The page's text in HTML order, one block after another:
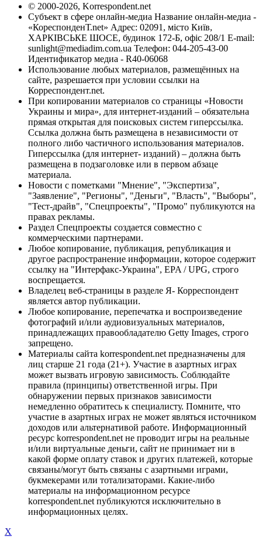
© 2000-2026, Korrespondent.net
Субъект в сфере онлайн-медиа Название онлайн-медиа -
«КореспонденТ.net» Адрес: 02091, місто Київ,
ХАРКІВСЬКЕ ШОСЕ, будинок 172-Б, офіс 208/1 E-mail:
sunlight@mediadim.com.ua Телефон: 044-205-43-00
Идентификатор медиа - R40-06068
Использование любых материалов, размещённых на
сайте, разрешается при условии ссылки на
Корреспондент.net.
При копировании материалов со страницы «Новости
Украины и мира», для интернет-изданий – обязательна
прямая открытая для поисковых систем гиперссылка.
Ссылка должна быть размещена в независимости от
полного либо частичного использования материалов.
Гиперссылка (для интернет- изданий) – должна быть
размещена в подзаголовке или в первом абзаце
материала.
Новости с пометками "Мнение", "Экспертиза",
"Заявление", "Регионы", "Деньги", "Власть", "Выборы",
"Тест-драйв", "Спецпроекты", "Промо" публикуются на
правах рекламы.
Раздел Спецпроекты создается совместно с
коммерческими партнерами.
Любое копирование, публикация, републикация и
другое распространение информации, которое содержит
ссылку на "Интерфакс-Украина", EPA / UPG, строго
воспрещается.
Владелец веб-страницы в разделе Я- Корреспондент
является автор публикации.
Любое копирование, перепечатка и воспроизведение
фотографий и/или аудиовизуальных материалов,
принадлежащих правообладателю Getty Images, строго
запрещено.
Материалы сайта korrespondent.net предназначены для
лиц старше 21 года (21+). Участие в азартных играх
может вызвать игровую зависимость. Соблюдайте
правила (принципы) ответственной игры. При
обнаружении первых признаков зависимости
немедленно обратитесь к специалисту. Помните, что
участие в азартных играх не может являться источником
доходов или альтернативой работе. Информационный
ресурс korrespondent.net не проводит игры на реальные
и/или виртуальные деньги, сайт не принимает ни в
какой форме оплату ставок и других платежей, которые
связаны/могут быть связаны с азартными играми,
букмекерами или тотализаторами. Какие-либо
материалы на информационном ресурсе
korrespondent.net публикуются исключительно в
информационных целях.
X